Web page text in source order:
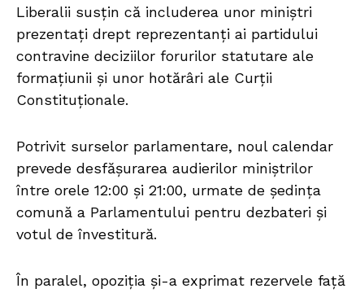
Liberalii susțin că includerea unor miniștri
prezentați drept reprezentanți ai partidului
contravine deciziilor forurilor statutare ale
formațiunii și unor hotărâri ale Curții
Constituționale.
Potrivit surselor parlamentare, noul calendar
prevede desfășurarea audierilor miniștrilor
între orele 12:00 și 21:00, urmate de ședința
comună a Parlamentului pentru dezbateri și
votul de învestitură.
În paralel, opoziția și-a exprimat rezervele față